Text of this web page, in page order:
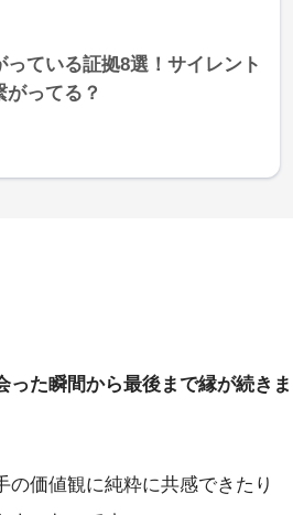
っている証拠8選！サイレント
ってる？
た瞬間から最後まで縁が続きま
価値観に純粋に共感できたり